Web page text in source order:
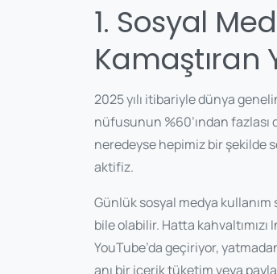
1. Sosyal
Kamaştıran
2025 yılı itibariyle dünya
nüfusunun %60’ından fazlası
neredeyse hepimiz bir şekilde
aktifiz.
Günlük sosyal medya kullanım
bile olabilir. Hatta
YouTube’da geçiriyor,
anı bir içerik tüketim veya